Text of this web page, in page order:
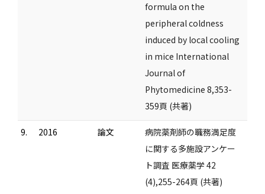
formula on the
peripheral coldness
induced by local cooling
in mice International
Journal of
Phytomedicine 8,353-
359頁 (共著)
9. 2016 論文
病院薬剤師の職務満足度
に関する多施設アンケー
ト調査 医療薬学 42
(4),255-264頁 (共著)